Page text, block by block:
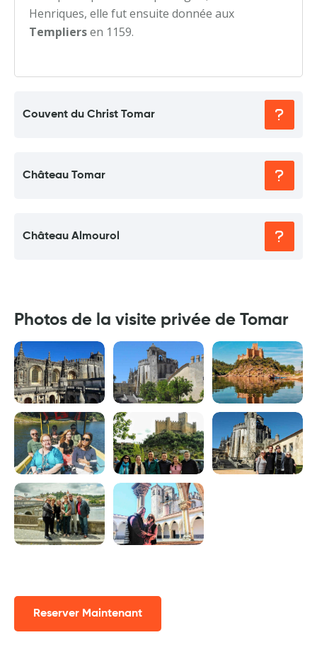
Henriques, elle fut ensuite donnée aux
Templiersen 1159.
Couvent du Christ Tomar
Château Tomar
Château Almourol
Photos de la visite privée de Tomar
Reserver Maintenant